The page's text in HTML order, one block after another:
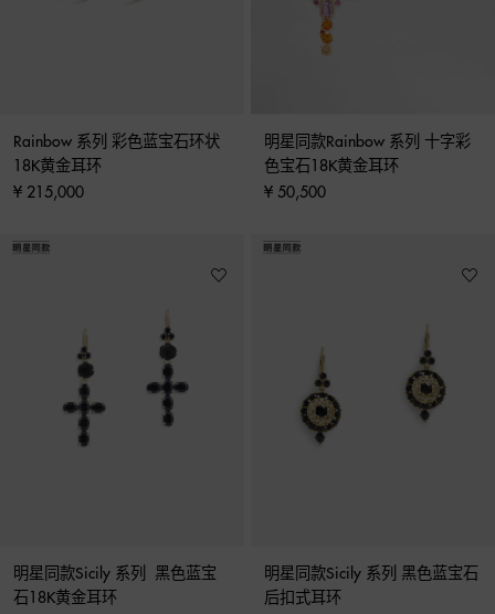
Rainbow 系列 彩色蓝宝石环状
18K黄金耳环
¥ 215,000
明星同款Rainbow 系列 十字彩
色宝石18K黄金耳环
¥ 50,500
明星同款Sicily 系列  黑色蓝宝
石18K黄金耳环
明星同款Sicily 系列 黑色蓝宝石
后扣式耳环